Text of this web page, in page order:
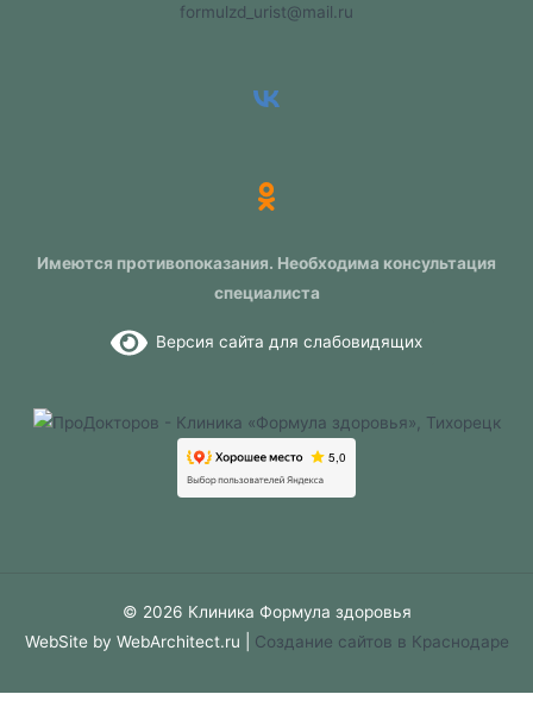
formulzd_urist@mail.ru
Имеются противопоказания. Необходима консультация
специалиста
Версия сайта для слабовидящих
© 2026 Клиника Формула здоровья
WebSite by WebArchitect.ru | Cоздание сайтов в Краснодаре